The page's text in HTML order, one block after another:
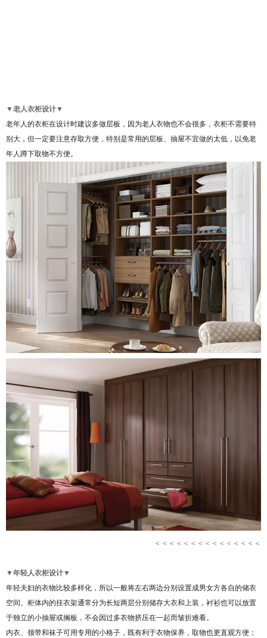
▼老人衣柜设计▼
老年人的衣柜在设计时建议多做层板，因为老人衣物也不会很多，衣柜不需要特
别大，但一定要注意存取方便，特别是常用的层板、抽屉不宜做的太低，以免老
年人蹲下取物不方便。
＜＜＜＜＜＜＜＜＜＜＜＜＜＜＜
▼年轻人衣柜设计▼
年轻夫妇的衣物比较多样化，所以一般将左右两边分别设置成男女方各自的储衣
空间。柜体内的挂衣架通常分为长短两层分别储存大衣和上装，衬衫也可以放置
于独立的小抽屉或搁板，不会因过多衣物挤压在一起而皱折难看。
内衣、领带和袜子可用专用的小格子，既有利于衣物保养，取物也更直观方便；